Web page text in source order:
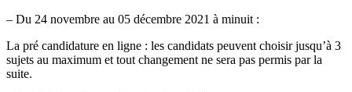
– Du 24 novembre au 05 décembre 2021 à minuit :
La pré candidature en ligne : les candidats peuvent choisir jusqu’à 3
sujets au maximum et tout changement ne sera pas permis par la
suite.